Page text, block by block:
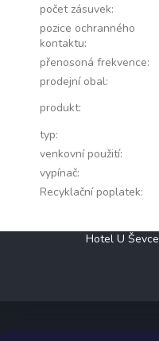
počet zásuvek:
pozice ochranného
kontaktu:
přenosoná frekvence:
prodejní obal:
produkt:
typ:
venkovní použití:
vypínač:
Recyklační poplatek:
Hotel U Ševce